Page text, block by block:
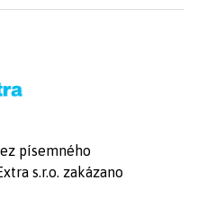
písemného
s.r.o. zakázano